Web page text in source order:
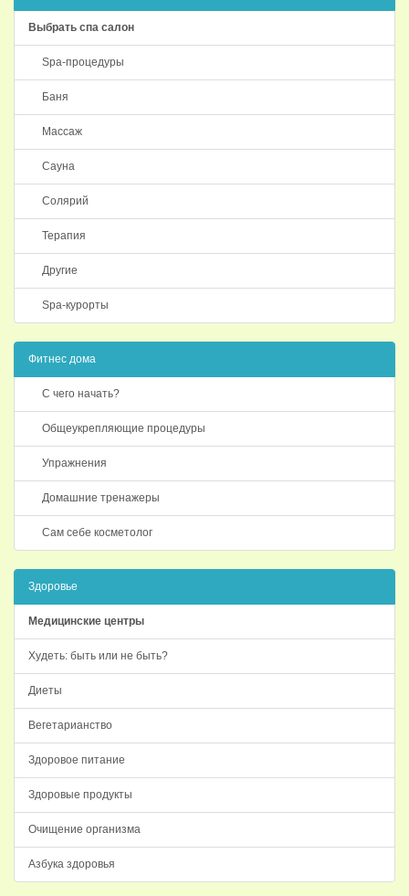
Выбрать спа салон
Spa-процедуры
Баня
Массаж
Сауна
Солярий
Терапия
Другие
Spa-курорты
Фитнес дома
С чего начать?
Общеукрепляющие процедуры
Упражнения
Домашние тренажеры
Сам себе косметолог
Здоровье
Медицинские центры
Худеть: быть или не быть?
Диеты
Вегетарианство
Здоровое питание
Здоровые продукты
Очищение организма
Азбука здоровья